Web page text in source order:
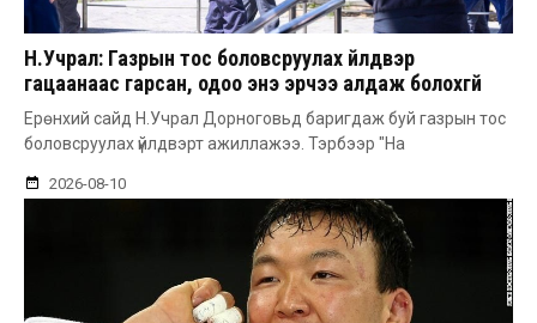
Н.Учрал: Газрын тос боловсруулах үйлдвэр
гацаанаас гарсан, одоо энэ эрчээ алдаж болохгүй
Ерөнхий сайд Н.Учрал Дорноговьд баригдаж буй газрын тос
боловсруулах үйлдвэрт ажиллажээ. Тэрбээр "На
2026-08-10